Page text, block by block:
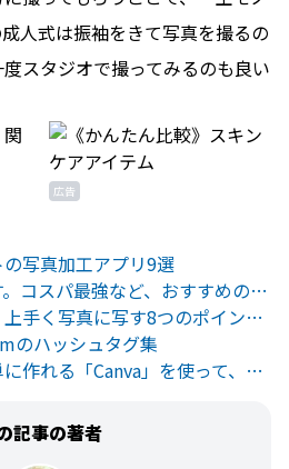
人式は振袖をきて写真を撮るの
スタジオで撮ってみるのも良い
広告
写真加工アプリ9選
愛犬の写真を綺麗に残す。コスパ最強など、おすすめのフォトブック7選
黒猫を可愛く撮りたい！上手く写真に写す8つのポイントをご紹介。
のハッシュタグ集
SNS映えする画像が簡単に作れる「Canva」を使って、ペットの写真を載せませんか？
記事の著者